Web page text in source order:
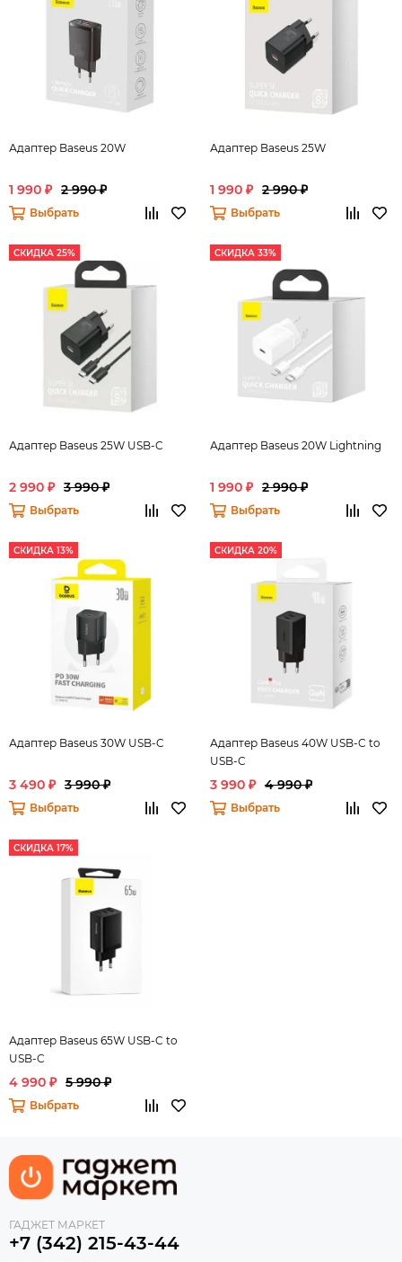
Адаптер Baseus 20W
1 990 ₽ 2 990 ₽
Выбрать
Адаптер Baseus 25W
1 990 ₽ 2 990 ₽
Выбрать
СКИДКА 25%
Адаптер Baseus 25W USB-C
2 990 ₽ 3 990 ₽
Выбрать
СКИДКА 33%
Адаптер Baseus 20W Lightning
1 990 ₽ 2 990 ₽
Выбрать
СКИДКА 13%
Адаптер Baseus 30W USB-C
3 490 ₽ 3 990 ₽
Выбрать
СКИДКА 20%
Адаптер Baseus 40W USB-C to
USB-C
3 990 ₽ 4 990 ₽
Выбрать
СКИДКА 17%
Адаптер Baseus 65W USB-C to
USB-C
4 990 ₽ 5 990 ₽
Выбрать
ГАДЖЕТ МАРКЕТ
+7 (342) 215-43-44